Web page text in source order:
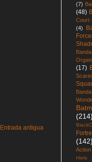
Entrada antigua
(7)
(48)
Court
(4)
(17)
(214)
(142)
Action
Hielo